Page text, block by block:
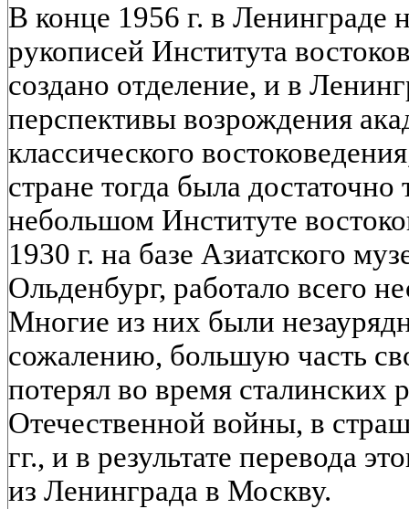
В конце 1956 г. в Ленинграде
рукописей Института
создано отделение, и в
перспективы возрождения
классического
стране тогда была
небольшом Институте
1930 г. на базе Азиатского
Ольденбург, работало всего
Многие из них были
сожалению, большую часть
потерял во время сталинских
Отечественной войны, в
гг., и в результате перевода
из Ленинграда в Москву.